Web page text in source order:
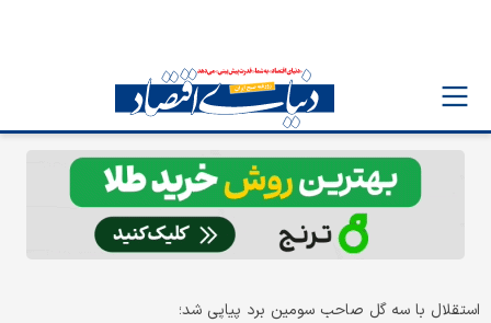
استقلال با سه گل صاحب سومین برد پیاپی شد؛